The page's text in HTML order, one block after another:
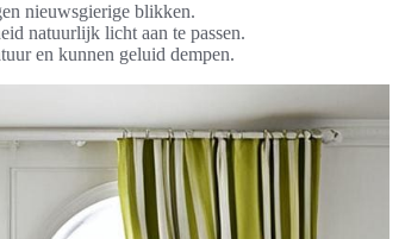
nieuwsgierige blikken.
natuurlijk licht aan te passen.
en kunnen geluid dempen.